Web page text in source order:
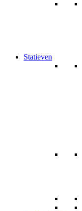
Statieven